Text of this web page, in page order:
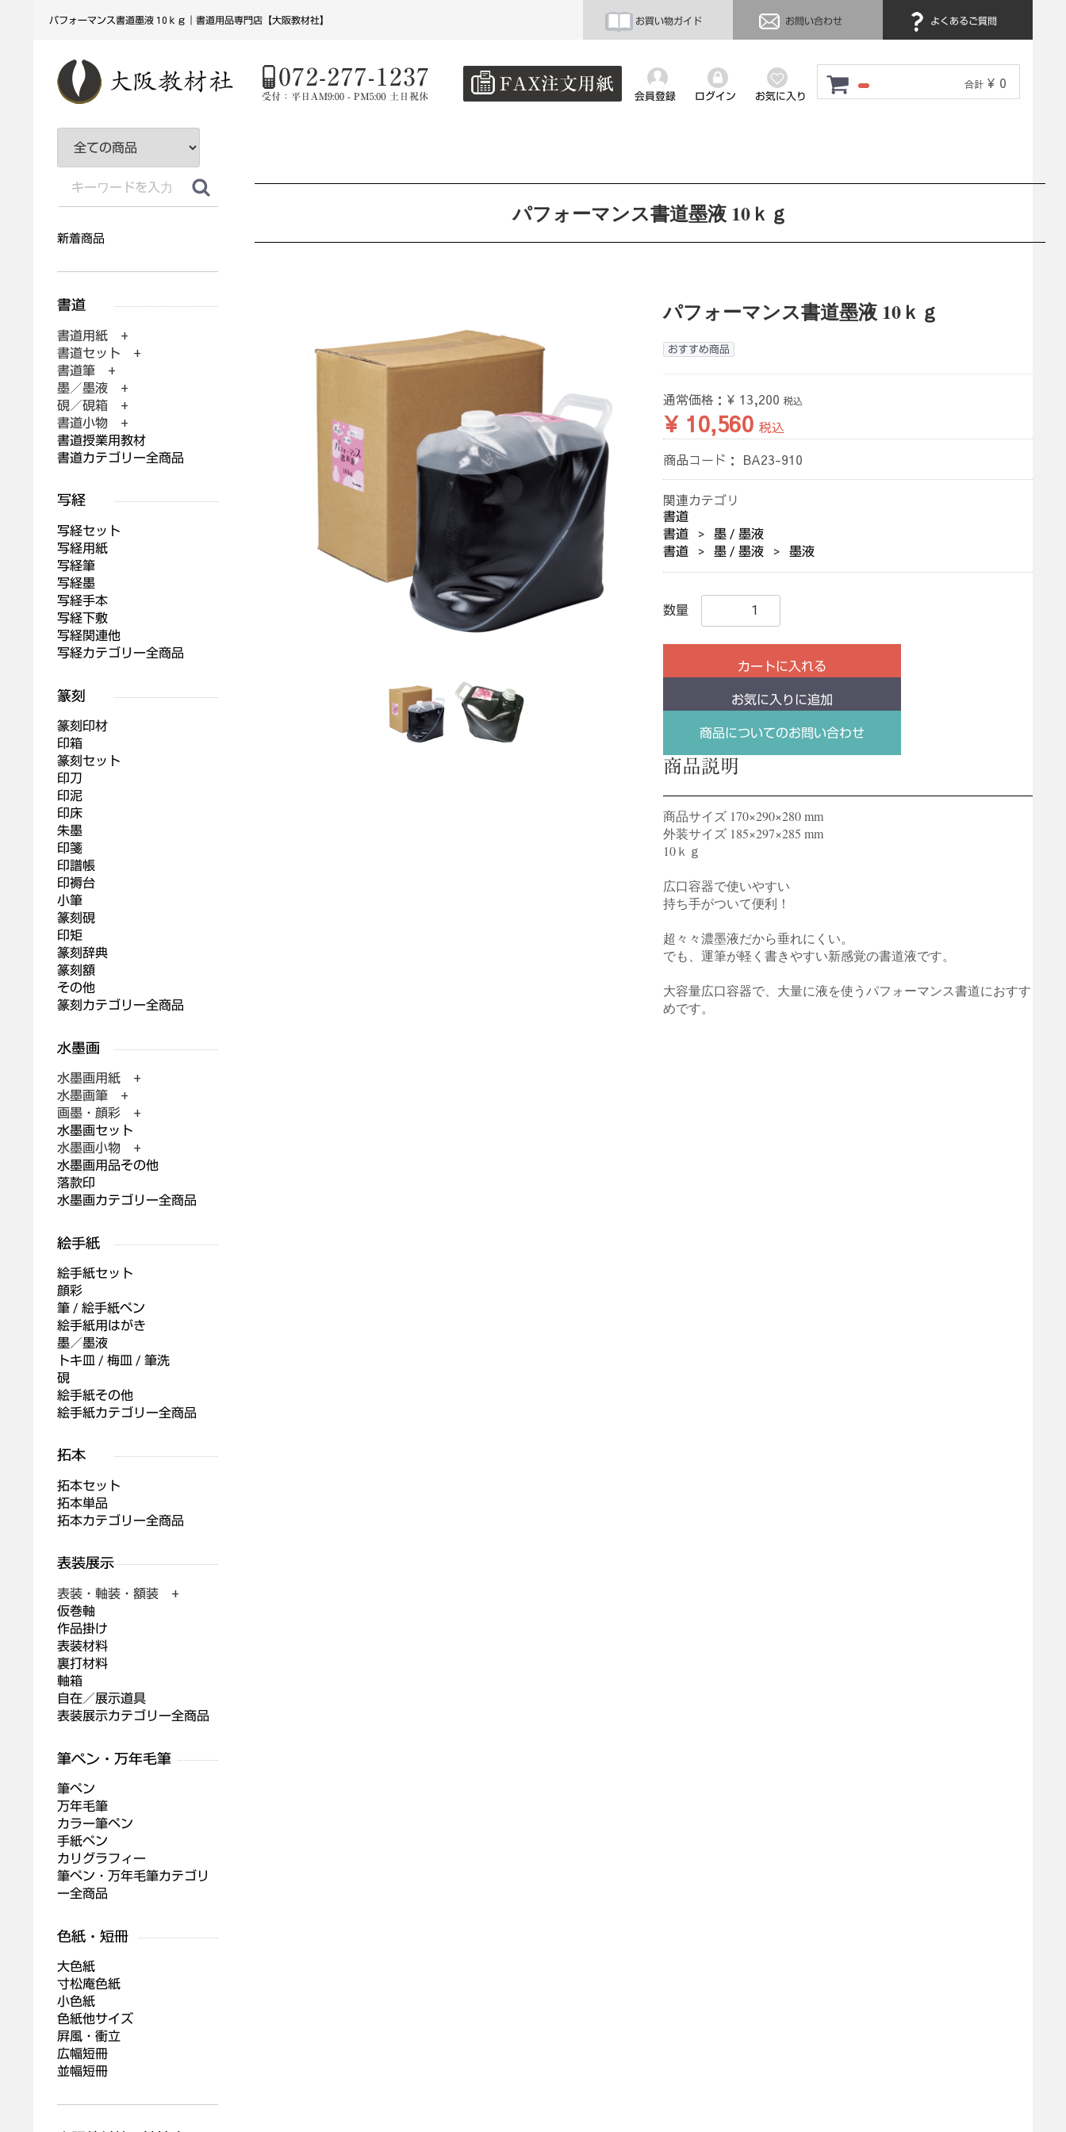
パフォーマンス書道墨液 10ｋｇ｜書道用品専門店【大阪教材社】 お買い物ガイド お問い合わせ よくあるご質問
合計 ¥ 0
会員登録 ログイン お気に入り
パフォーマンス書道墨液 10ｋｇ
パフォーマンス書道墨液 10ｋｇ
おすすめ商品
通常価格： ¥ 13,200 税込
¥ 10,560 税込
商品コード： BA23-910
関連カテゴリ
書道
書道
墨 / 墨液
書道
墨 / 墨液 墨液
数量
カートに入れる
お気に入りに追加
商品についてのお問い合わせ
商品説明
商品サイズ 170×290×280 mm
外装サイズ 185×297×285 mm
10ｋｇ
広口容器で使いやすい
持ち手がついて便利！
超々々濃墨液だから垂れにくい。
でも、運筆が軽く書きやすい新感覚の書道液です。
大容量広口容器で、大量に液を使うパフォーマンス書道におすす
めです。
新着商品
書道用紙 +
書道セット +
書道筆 +
墨／墨液 +
硯／硯箱 +
書道小物 +
書道授業用教材
書道カテゴリー全商品
写経セット
写経用紙
写経筆
写経墨
写経手本
写経下敷
写経関連他
写経カテゴリー全商品
篆刻印材
印箱
篆刻セット
印刀
印泥
印床
朱墨
印箋
印譜帳
印褥台
小筆
篆刻硯
印矩
篆刻辞典
篆刻額
その他
篆刻カテゴリー全商品
水墨画用紙 +
水墨画筆 +
画墨・顔彩 +
水墨画セット
水墨画小物 +
水墨画用品その他
落款印
水墨画カテゴリー全商品
絵手紙セット
顔彩
筆 / 絵手紙ペン
絵手紙用はがき
墨／墨液
トキ皿 / 梅皿 / 筆洗
硯
絵手紙その他
絵手紙カテゴリー全商品
拓本セット
拓本単品
拓本カテゴリー全商品
表装・軸装・額装 +
仮巻軸
作品掛け
表装材料
裏打材料
軸箱
自在／展示道具
表装展示カテゴリー全商品
筆ペン
万年毛筆
カラー筆ペン
手紙ペン
カリグラフィー
筆ペン・万年毛筆カテゴリ
ー全商品
大色紙
寸松庵色紙
小色紙
色紙他サイズ
屛風・衝立
広幅短冊
並幅短冊